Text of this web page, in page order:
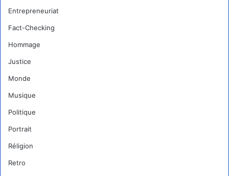
Entrepreneuriat
Fact-Checking
Hommage
Justice
Monde
Musique
Politique
Portrait
Réligion
Retro